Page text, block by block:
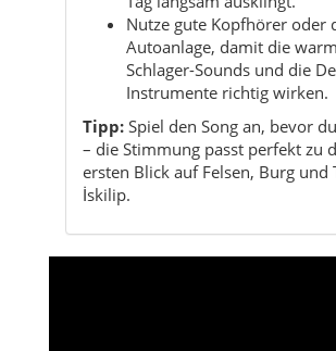
Spiel den Song an, bevor du
– die Stimmung passt perfekt zu
ersten Blick auf Felsen, Burg und
İskilip.